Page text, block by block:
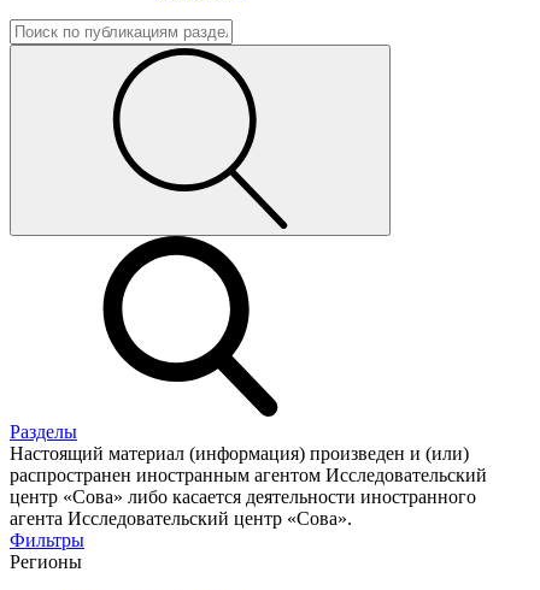
Разделы
Настоящий материал (информация) произведен и (или)
распространен иностранным агентом Исследовательский
центр «Сова» либо касается деятельности иностранного
агента Исследовательский центр «Сова».
Фильтры
Регионы